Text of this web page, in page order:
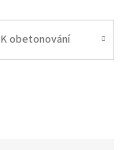
K obetonování